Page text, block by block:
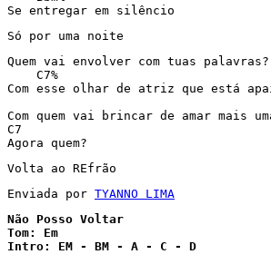
Se entregar em silêncio
Só por uma noite
Quem vai envolver com tuas palavras?
    C7%
Com esse olhar de atriz que está
Com quem vai brincar de amar mais
C7
Agora quem?
Volta ao REfrão
Enviada por TYANNO LIMA
Não Posso Voltar
Tom: Em
Intro: EM - BM - A - C - D